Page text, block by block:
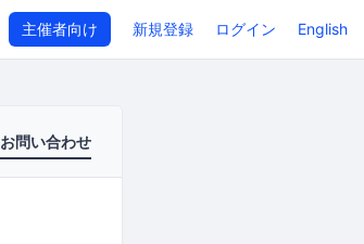
主催者向け 新規登録 ログイン English
お問い合わせ